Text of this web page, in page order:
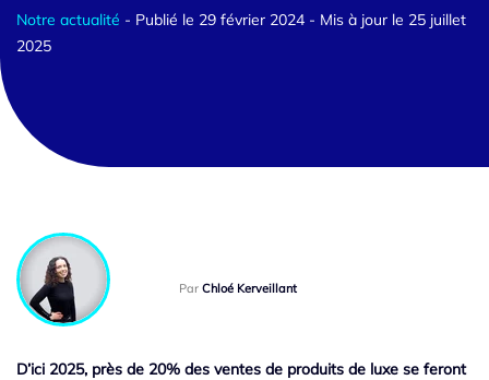
Notre actualité - Publié le 29 février 2024 - Mis à jour le 25 juillet
2025
ParChloé Kerveillant
D’ici 2025, près de 20% des ventes de produits de luxe se feront